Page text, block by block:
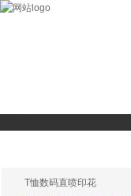
T恤数码直喷印花